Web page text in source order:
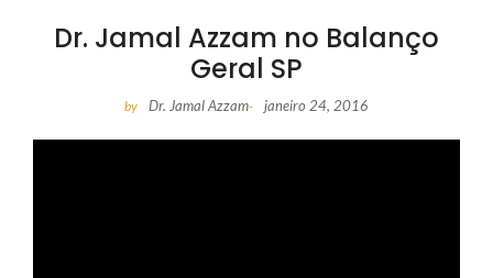
Dr. Jamal Azzam no Balanço
Geral SP
by Dr. Jamal Azzam- janeiro 24, 2016